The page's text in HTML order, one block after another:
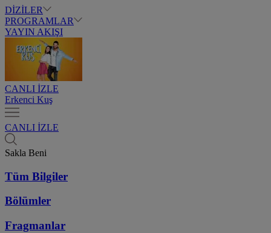
DİZİLER
PROGRAMLAR
YAYIN AKIŞI
CANLI İZLE
Erkenci Kuş
CANLI İZLE
Sakla Beni
Tüm Bilgiler
Bölümler
Fragmanlar